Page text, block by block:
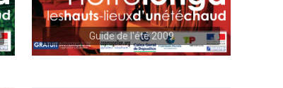
Guide de l'été 2009